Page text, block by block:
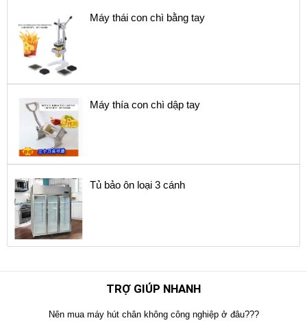
Máy thái con chì bằng tay
Máy thía con chì dập tay
Tủ bảo ôn loại 3 cánh
TRỢ GIÚP NHANH
Nên mua máy hút chân không công nghiệp ở đâu???